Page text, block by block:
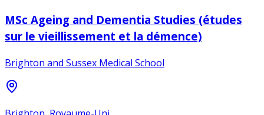
MSc Ageing and Dementia Studies (études
sur le vieillissement et la démence)
Brighton and Sussex Medical School